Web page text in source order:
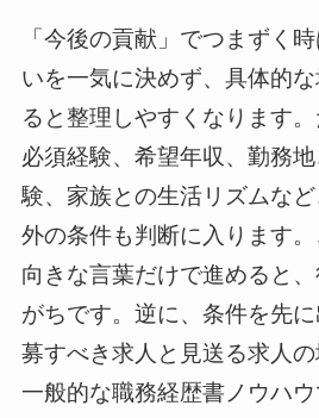
「今後の貢献」でつまずく
いを一気に決めず、具体的
ると整理しやすくなります
必須経験、希望年収、勤務
験、家族との生活リズムな
外の条件も判断に入ります
向きな言葉だけで進めると
がちです。逆に、条件を先
募すべき求人と見送る求人の
一般的な職務経歴書ノウハ